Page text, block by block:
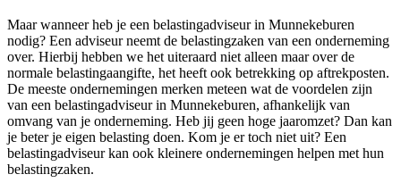
Maar wanneer heb je een belastingadviseur in Munnekeburen
nodig? Een adviseur neemt de belastingzaken van een onderneming
over. Hierbij hebben we het uiteraard niet alleen maar over de
normale belastingaangifte, het heeft ook betrekking op aftrekposten.
De meeste ondernemingen merken meteen wat de voordelen zijn
van een belastingadviseur in Munnekeburen, afhankelijk van
omvang van je onderneming. Heb jij geen hoge jaaromzet? Dan kan
je beter je eigen belasting doen. Kom je er toch niet uit? Een
belastingadviseur kan ook kleinere ondernemingen helpen met hun
belastingzaken.